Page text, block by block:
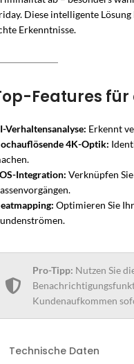
Diese intelligente
Erkenntnisse.
Features für
Verhaltensanalyse: Erkennt
4K-Optik:
Integration: Verknüpfen
Optimieren Sie
Pro-Tipp: Nutzen Sie
Kundenaufkommen
Technische Daten